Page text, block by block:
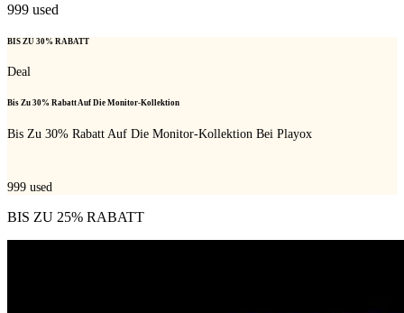
999 used
BIS ZU 30% RABATT
Deal
Bis Zu 30% Rabatt Auf Die Monitor-Kollektion
Bis Zu 30% Rabatt Auf Die Monitor-Kollektion Bei Playox
999 used
BIS ZU 25% RABATT